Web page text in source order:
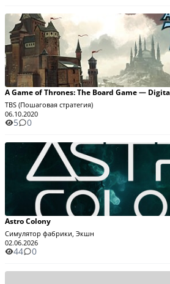
A Game of Thrones: The Board Game —
TBS (Пошаговая стратегия)
06.10.2020
5 0
Astro Colony
Симулятор фабрики, Экшн
02.06.2026
44 0